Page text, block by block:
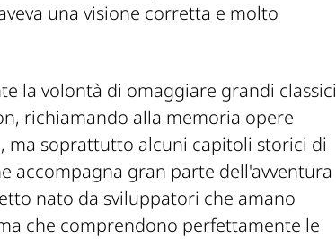
una visione corretta e molto
la volontà di omaggiare grandi classici
, richiamando alla memoria opere
, ma soprattutto alcuni capitoli storici di
accompagna gran parte dell'avventura
nato da sviluppatori che amano
che comprendono perfettamente le